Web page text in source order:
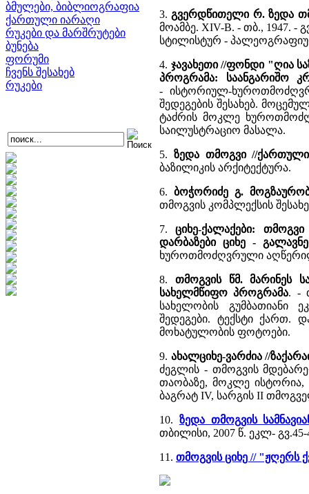
ბმულები, ბიბლიოგრაფია
ქართული იარაღი
რუკები და მარშრუტები
ბუნება
ფორუმი
ჩვენს შესახებ
რუკები
3.გვერდწითელი რ. ზედა
მოამბე. XIV-B. - თბ., 1947. -
სტილისტურ -
4. ჯავახეთი //ფონდი "ღია
პროგრამა: საანგარიშო
- ისტორიულ-
შედეგების შესახებ.
ტაძრის მოკლე
საილუსტრაციო მასალა.
5. ზედა თმოგვი //
ბაზილიკის არქიტექტურა.
6. ბოჭორიძე გ.
თმოგვის კომპლექსის
7.ციხე-ქალაქები:
დარბაზები ციხე -
ხუროთმოძღვრული
8. თმოგვის წმ. მარინეს
სახელმწიფო პროგრამა. -
სახელობის გუმბათიანი
შედეგები. ტექსტი ქართ.
მოხატულობის ფოტოები.
9. ახალციხე-ვარძია //
ძეგლის - თმოგვის
თაობაზე, მოკლე ისტორია,
ბაგრატ IV, სარგის II
10. ზედა თმოგვის
თბილისი, 2007 წ. ეკლ- გვ.45-
11. თმოგვის ციხე // "ჟღერს